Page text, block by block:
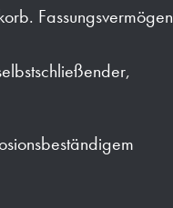
Fassungsvermögen